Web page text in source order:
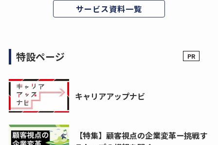
サービス資料一覧
特設ページ
キャリアアップナビ
【特集】顧客視点の企業変革ー挑戦す